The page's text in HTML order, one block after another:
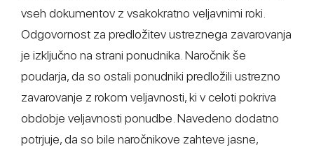
vseh dokumentov z vsakokratno veljavnimi roki.
Odgovornost za predložitev ustreznega zavarovanja
je izključno na strani ponudnika. Naročnik še
poudarja, da so ostali ponudniki predložili ustrezno
zavarovanje z rokom veljavnosti, ki v celoti pokriva
obdobje veljavnosti ponudbe. Navedeno dodatno
potrjuje, da so bile naročnikove zahteve jasne,